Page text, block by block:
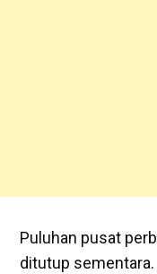
Puluhan pusat
ditutup